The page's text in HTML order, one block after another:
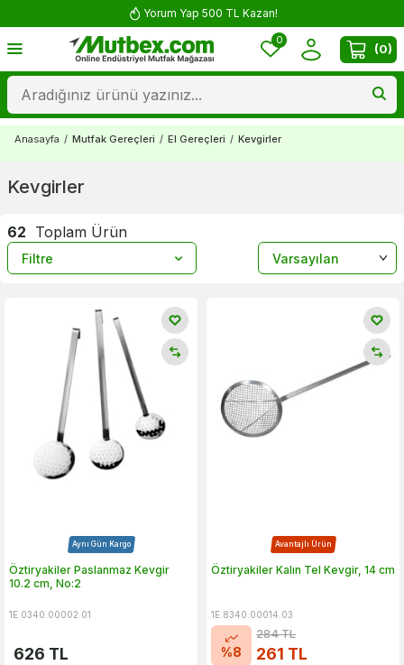
Yorum Yap 500 TL Kazan!
0
(0)
Anasayfa / Mutfak Gereçleri / El Gereçleri / Kevgirler
Kevgirler
62 Toplam Ürün
Filtre
Aynı Gün Kargo
Öztiryakiler Paslanmaz Kevgir
10.2 cm, No:2
1E.0340.00002.01
626 TL
Avantajlı Ürün
Öztiryakiler Kalın Tel Kevgir, 14 cm
1E.8340.00014.03
%8
284TL
261 TL